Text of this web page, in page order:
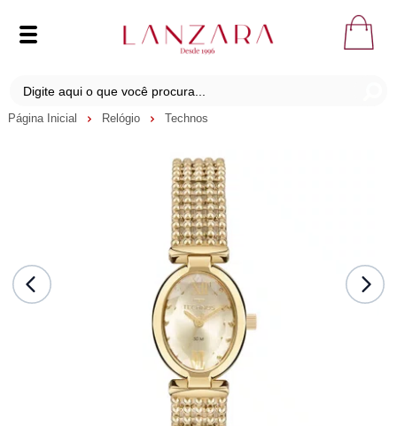
Página Inicial Relógio Technos